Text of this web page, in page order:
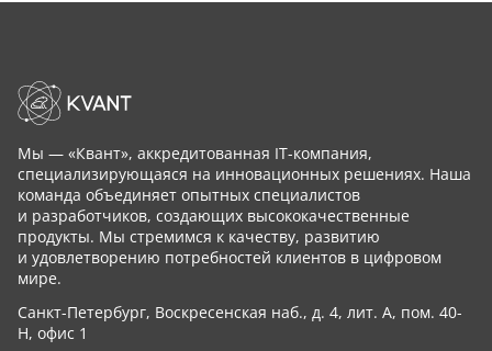
Мы — «Квант», аккредитованная IT-компания,
специализирующаяся на инновационных решениях. Наша
команда объединяет опытных специалистов
и разработчиков, создающих высококачественные
продукты. Мы стремимся к качеству, развитию
и удовлетворению потребностей клиентов в цифровом
мире.
Санкт-Петербург, Воскресенская наб., д. 4, лит. А, пом. 40-
Н, офис 1